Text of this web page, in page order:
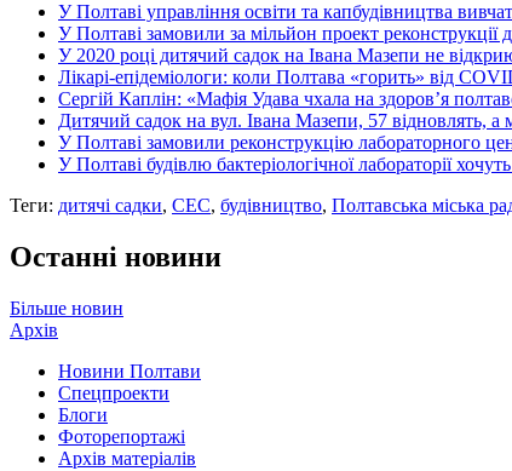
У Полтаві управління освіти та капбудівництва
У Полтаві замовили за мільйон проект
У 2020 році дитячий садок на Івана Мазепи не
Лікарі-епідеміологи: коли Полтава «горить» від
Сергій Каплін: «Мафія Удава чхала на здоров’я
Дитячий садок на вул. Івана Мазепи, 57 відновлять,
У Полтаві замовили реконструкцію лабораторного
У Полтаві будівлю бактеріологічної лабораторії
Теги: дитячі садки, СЕС, будівництво, Полтавська міська
Останні новини
Більше новин
Архів
Новини Полтави
Спецпроекти
Блоги
Фоторепортажі
Архів матеріалів